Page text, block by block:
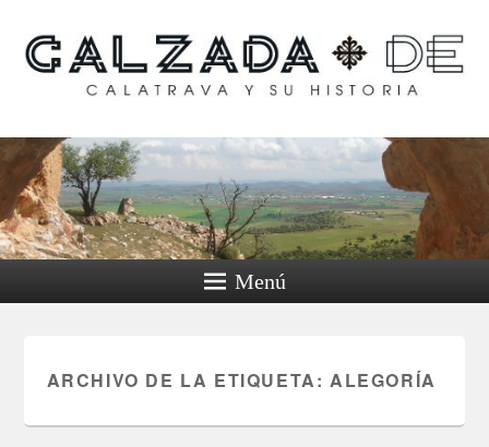
Calzada de Calatrava y
su historia
Menú
ARCHIVO DE LA ETIQUETA: ALEGORÍA